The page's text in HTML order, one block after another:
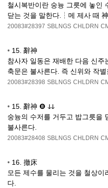
철시복반이란 숭늉 그릇에 놓인
닫는 것을 말한다.┆메 제사 때
20083#28397 SBLNGS CHLDRN
• 15. 辭神
참사자 일동은 재배한 다음 신
축문은 불사른다. 즉 신위와 작
20083#28398 SBLNGS CHLDRN
• 15. 辭神 ❽ ↆↆ
숭늉의 수저를 거두고 밥그릇을
불사른다.
20083#28408 SBLNGS CHLDRN
• 16. 撤床
모든 제수를 물리는 것을 철상이
다.